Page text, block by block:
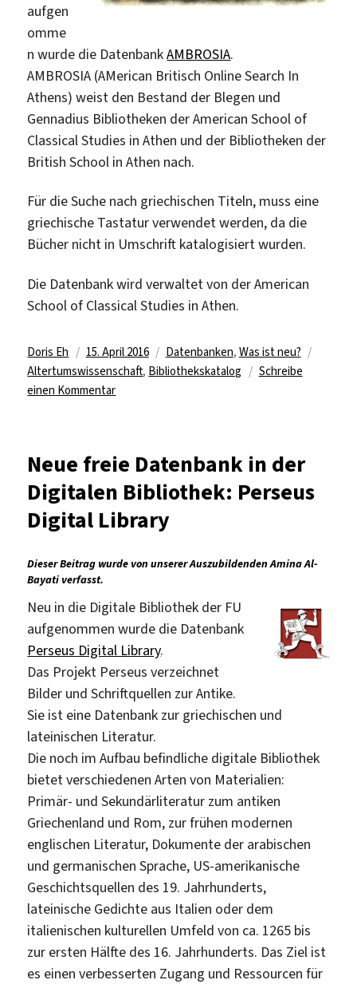
aufgen
omme
n wurde die DatenbankAMBROSIA.
AMBROSIA (AMerican Britisch Online Search In
Athens) weist den Bestand der Blegen und
Gennadius Bibliotheken der American School of
Classical Studies in Athen und der Bibliotheken der
British School in Athen nach.
Für die Suche nach griechischen Titeln, muss eine
griechische Tastatur verwendet werden, da die
Bücher nicht in Umschrift katalogisiert wurden.
Die Datenbank wird verwaltet von der American
School of Classical Studies in Athen.
Autor
Doris Eh
Veröffentlicht
am
15. April 2016 Kategorien
Datenbanken, Was ist neu?
Altertumswissenschaft, Bibliothekskatalog
Schreibe
einen Kommentarzu
in
der
Digitalen
Bibliothek:
Neue freie Datenbank in der
Digitalen Bibliothek: Perseus
Digital Library
Dieser Beitrag wurde von unserer Auszubildenden Amina Al-
Bayati verfasst.
Neu in die Digitale Bibliothek der FU
aufgenommen wurde die Datenbank
Perseus Digital Library.
Das Projekt Perseus verzeichnet
Bilder und Schriftquellen zur Antike.
Sie ist eine Datenbank zur griechischen und
lateinischen Literatur.
Die noch im Aufbau befindliche digitale Bibliothek
bietet verschiedenen Arten von Materialien:
Primär- und Sekundärliteratur zum antiken
Griechenland und Rom, zur frühen modernen
englischen Literatur, Dokumente der arabischen
und germanischen Sprache, US-amerikanische
Geschichtsquellen des 19. Jahrhunderts,
lateinische Gedichte aus Italien oder dem
italienischen kulturellen Umfeld von ca. 1265 bis
zur ersten Hälfte des 16. Jahrhunderts. Das Ziel ist
es einen verbesserten Zugang und Ressourcen für